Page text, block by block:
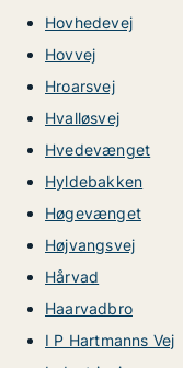
Hovhedevej
Hovvej
Hroarsvej
Hvalløsvej
Hvedevænget
Hyldebakken
Høgevænget
Højvangsvej
Hårvad
Haarvadbro
I P Hartmanns Vej